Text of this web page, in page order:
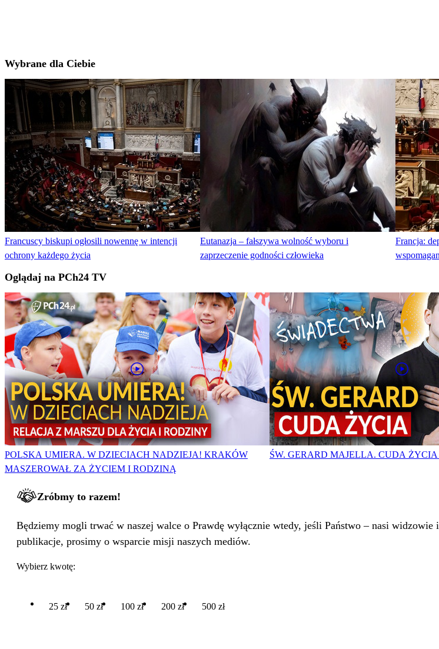
Wybrane dla Ciebie
Francuscy biskupi ogłosili nowennę w intencji
ochrony każdego życia
Eutanazja – fałszywa wolność wyboru i
zaprzeczenie godności człowieka
Francja:
Oglądaj na PCh24 TV
POLSKA UMIERA. W DZIECIACH NADZIEJA! KRAKÓW
MASZEROWAŁ ZA ŻYCIEM I RODZINĄ
ŚW. GERARD MAJELLA. CUDA
Zróbmy to razem!
Będziemy mogli trwać w naszej walce o Prawdę wyłącznie wtedy, jeśli Państwo – nasi
publikacje, prosimy o wsparcie misji naszych mediów.
Wybierz kwotę:
25 zł 50 zł 100 zł 200 zł 500 zł